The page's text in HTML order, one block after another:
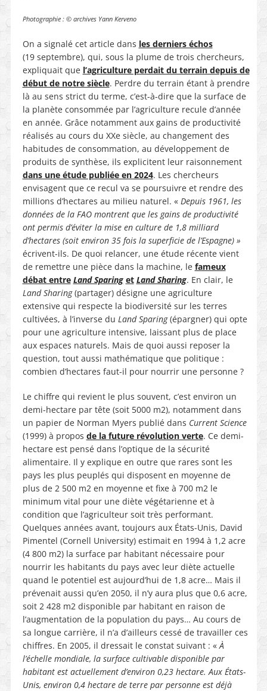
Photographie : © archives Yann Kerveno
On a signalé cet article dans les derniers échos
(19 septembre), qui, sous la plume de trois chercheurs,
expliquait que l’agriculture perdait du terrain depuis de
début de notre siècle. Perdre du terrain étant à prendre
là au sens strict du terme, c’est-à-dire que la surface de
la planète consommée par l’agriculture recule d’année
en année. Grâce notamment aux gains de productivité
réalisés au cours du XXe siècle, au changement des
habitudes de consommation, au développement de
produits de synthèse, ils explicitent leur raisonnement
dans une étude publiée en 2024. Les chercheurs
envisagent que ce recul va se poursuivre et rendre des
millions d’hectares au milieu naturel. « Depuis 1961, les
données de la FAO montrent que les gains de productivité
ont permis d’éviter la mise en culture de 1,8 milliard
d’hectares (soit environ 35 fois la superficie de l’Espagne) »
écrivent-ils. De quoi relancer, une étude récente vient
de remettre une pièce dans la machine, le fameux
débat entre Land Sparing et Land Sharing. En clair, le
Land Sharing(partager) désigne une agriculture
extensive qui respecte la biodiversité sur les terres
cultivées, à l’inverse du Land Sparing(épargner) qui opte
pour une agriculture intensive, laissant plus de place
aux espaces naturels. Mais de quoi aussi reposer la
question, tout aussi mathématique que politique :
combien d’hectares faut-il pour nourrir une personne ?
Le chiffre qui revient le plus souvent, c’est environ un
demi-hectare par tête (soit 5000 m2), notamment dans
un papier de Norman Myers publié dans Current Science
(1999) à propos de la future révolution verte. Ce demi-
hectare est pensé dans l’optique de la sécurité
alimentaire. Il y explique en outre que rares sont les
pays les plus peuplés qui disposent en moyenne de
plus de 2 500 m2 en moyenne et fixe à 700 m2 le
minimum vital pour une diète végétarienne et à
condition que l’agriculteur soit très performant.
Quelques années avant, toujours aux États-Unis, David
Pimentel (Cornell University) estimait en 1994 à 1,2 acre
(4 800 m2) la surface par habitant nécessaire pour
nourrir les habitants du pays avec leur diète actuelle
quand le potentiel est aujourd’hui de 1,8 acre… Mais il
prévenait aussi qu’en 2050, il n’y aura plus que 0,6 acre,
soit 2 428 m2 disponible par habitant en raison de
l’augmentation de la population du pays… Au cours de
sa longue carrière, il n’a d’ailleurs cessé de travailler ces
chiffres. En 2005, il dressait le constat suivant : «À
l’échelle mondiale, la surface cultivable disponible par
habitant est actuellement d’environ 0,23 hectare. Aux États-
Unis, environ 0,4 hectare de terre par personne est déjà